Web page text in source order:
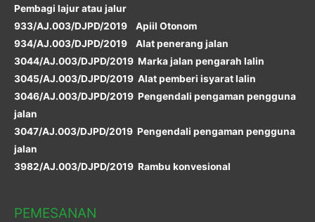
Pembagi lajur atau jalur
933/AJ.003/DJPD/2019 Apiil Otonom
934/AJ.003/DJPD/2019 Alat penerang jalan
3044/AJ.003/DJPD/2019 Marka jalan pengarah lalin
3045/AJ.003/DJPD/2019 Alat pemberi isyarat lalin
3046/AJ.003/DJPD/2019 Pengendali pengaman pengguna
jalan
3047/AJ.003/DJPD/2019 Pengendali pengaman pengguna
jalan
3982/AJ.003/DJPD/2019 Rambu konvesional
PEMESANAN